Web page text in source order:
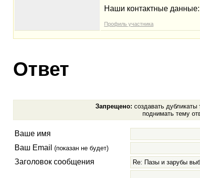
Наши контактные
Профиль участника
Ответ
Запрещено: создавать
поднимать тему
Ваше имя
Ваш Email (показан не будет)
Заголовок сообщения